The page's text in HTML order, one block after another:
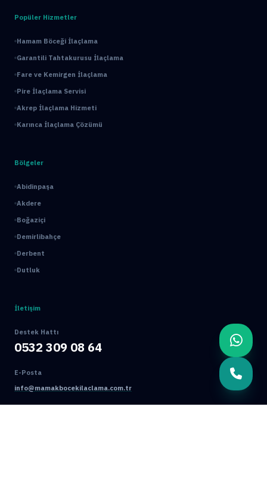
Popüler Hizmetler
Hamam Böceği İlaçlama
Garantili Tahtakurusu İlaçlama
Fare ve Kemirgen İlaçlama
Pire İlaçlama Servisi
Akrep İlaçlama Hizmeti
Karınca İlaçlama Çözümü
Bölgeler
Abidinpaşa
Akdere
Boğaziçi
Demirlibahçe
Derbent
Dutluk
İletişim
Destek Hattı
0532 309 08 64
E-Posta
info@mamakbocekilaclama.com.tr